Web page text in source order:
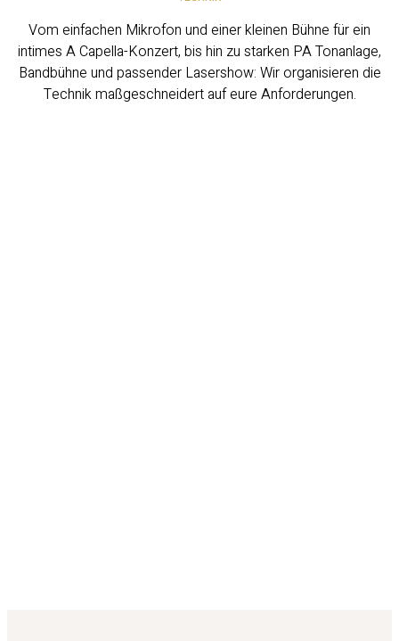
Vom einfachen Mikrofon und einer kleinen Bühne für ein
intimes A Capella-Konzert, bis hin zu starken PA Tonanlage,
Bandbühne und passender Lasershow: Wir organisieren die
Technik maßgeschneidert auf eure Anforderungen.